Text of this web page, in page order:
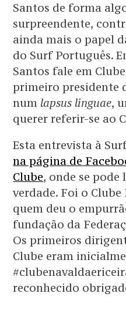
Santos de forma
surpreendente,
ainda mais o papel
do Surf Português.
Santos fale em
primeiro presidente
num lapsus linguae,
querer referir-se ao
Esta entrevista à
na página de
Clube, onde se pode
verdade. Foi o
quem deu o
fundação da
Os primeiros
Clube eram
reconhecido